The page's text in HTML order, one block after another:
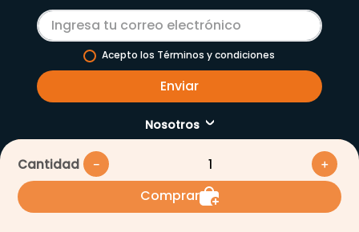
Cantidad ＋
－
Comprar
Acepto los Términos y condiciones
Enviar
Nosotros
Nuestra empresa
Cómo comprar
Enfermería